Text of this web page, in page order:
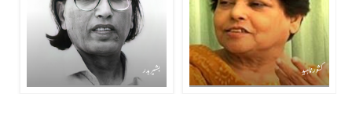
کشور ناہید بشیر بدر